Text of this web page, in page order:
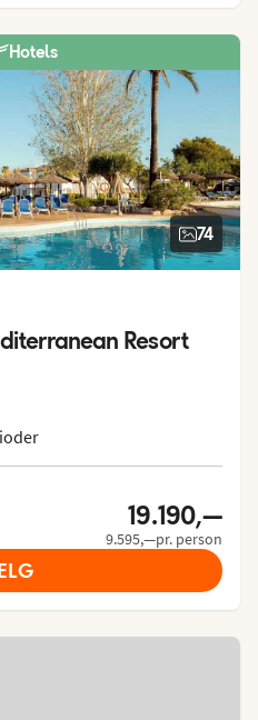
Hotels
74
Resort
Vings gjester: 4.268/5
fra Tripadvisor: 4.3 of 5
19.190,—
9.595,—pr. person